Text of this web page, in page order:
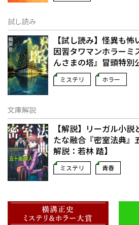
試し読み
【試し読み】怪異も
因習タワマンホラーミ
んさまの塔』冒頭特別
ミステリ ホラー
文庫解説
【解説】リーガル小
たな融合――『密室法典
解説：若林 踏】
ミステリ 青春